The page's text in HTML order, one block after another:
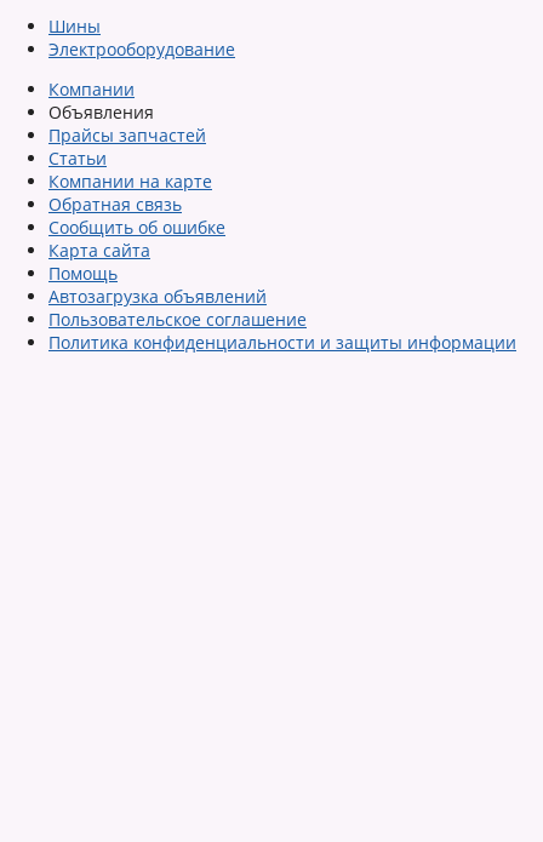
Шины
Электрооборудование
Компании
Объявления
Прайсы запчастей
Статьи
Компании на карте
Обратная связь
Сообщить об ошибке
Карта сайта
Помощь
Автозагрузка объявлений
Пользовательское соглашение
Политика конфиденциальности и защиты информации